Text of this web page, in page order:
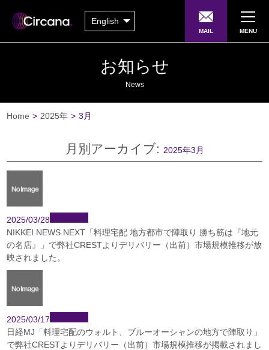
English
MAIL MENU
お知らせ
News
Home > 2025年 > 3月
月別アーカイブ: 2025年3月
2025/03/28
NIKKEI NEWS NEXT「料理宅配 地方都市で陣取り 勝ち筋は『地元
の名店』」で弊社CRESTよりデリバリー（出前）市場規模推移が放
映されました。
2025/03/17
日経MJ「料理宅配のウォルト、ブルーオーシャンの地方で陣取り」
で弊社CRESTよりデリバリー（出前）市場規模推移が掲載されまし